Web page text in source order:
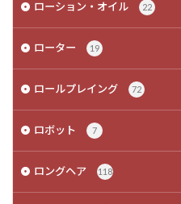
ローション・オイル 22
ローター 19
ロールプレイング 72
ロボット 7
ロングヘア 118